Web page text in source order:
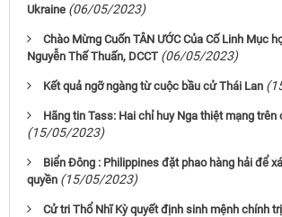
Ukraine (06/05/2023)
Chào Mừng Cuốn TÂN ƯỚC Của Cố Linh Mục
Nguyễn Thế Thuấn, DCCT (06/05/2023)
Kết quả ngỡ ngàng từ cuộc bầu cử Thái Lan
Hãng tin Tass: Hai chỉ huy Nga thiệt mạng trên
(15/05/2023)
Biển Đông : Philippines đặt phao hàng hải để
quyền (15/05/2023)
Cử tri Thổ Nhĩ Kỳ quyết định sinh mệnh chính